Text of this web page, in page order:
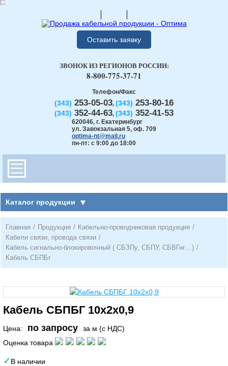
Оставить заявку
Телефон/Факс
(343) 253-05-03, (343) 253-80-16
(343) 352-44-63, (343) 352-41-53
620046, г. Екатеринбург
ул. Завокзальная 5, оф. 709
optima-nt@mail.ru
пн-пт: с 9:00 до 18:00
ЗВОНОК ИЗ РЕГИОНОВ РОССИИ:
8-800-775-37-71
Каталог продукции
Главная / Продукция / Кабельно-проводниковая продукция /
Кабели связи, провода связи /
Кабель сигнально-блокировочный ( СБЗПу, СБПУ, СБВГнг…) /
Кабель СБПБг
Кабель СБПБГ 10х2х0,9
Цена: по запросу
за м (с НДС)
Оценка товара
В наличии